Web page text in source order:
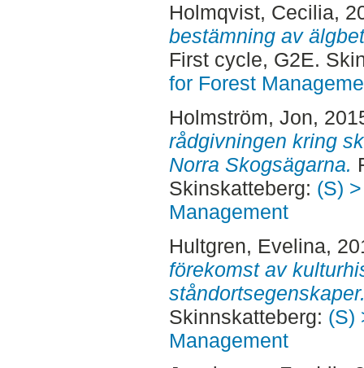
Holmqvist, Cecilia,
bestämning av
First cycle, G2E.
for Forest
Holmström, Jon,
rådgivningen kring
Norra Skogsägarna.
Skinskatteberg: (S)
Management
Hultgren, Evelina,
förekomst av
Skinnskatteberg: (S)
Management